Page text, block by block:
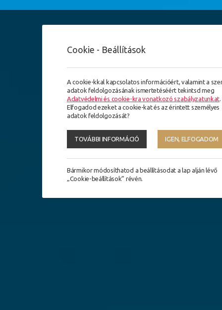
Cookie - Beállítások
A cookie-kkal kapcsolatos információért, valamint a
adatok feldolgozásának ismertetéséért tekintsd meg
Adatvédelmi és cookie-kra vonatkozó szabályzatunkat.
Elfogadod ezeket a cookie-kat és az érintett személyes
adatok feldolgozását?
TOVÁBBI INFORMÁCIÓ IGEN, ELFOGADOM
Bármikor módosíthatod a beállításodat a lap alján lévő
„Cookie-beállítások” révén.